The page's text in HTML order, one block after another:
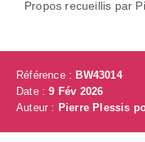
Propos recueillis par
Référence : BW43014
Date :9 Fév 2026
Auteur : Pierre Plessis